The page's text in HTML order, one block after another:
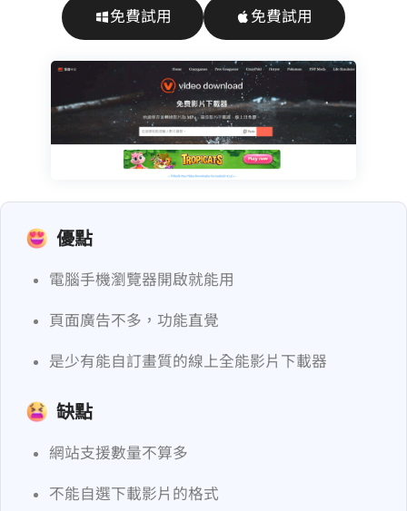
免費試用 免費試用
優點
電腦/手機瀏覽器開啟就能用
頁面廣告不多，功能直覺
是少有能自訂畫質的線上全能影片下載器
缺點
網站支援數量不算多
不能自選下載影片的格式